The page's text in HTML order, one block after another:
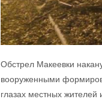
Обстрел Макеевки
вооруженными
глазах местных